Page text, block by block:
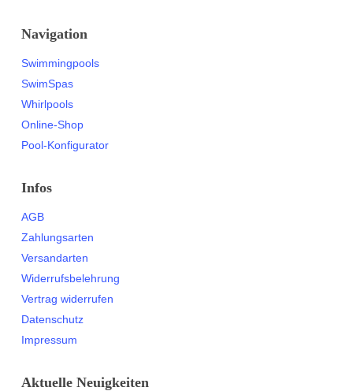
Navigation
Swimmingpools
SwimSpas
Whirlpools
Online-Shop
Pool-Konfigurator
Infos
AGB
Zahlungsarten
Versandarten
Widerrufsbelehrung
Vertrag widerrufen
Datenschutz
Impressum
Aktuelle Neuigkeiten